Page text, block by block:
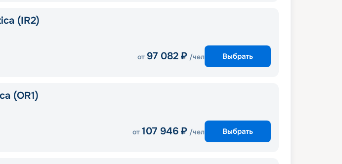
(IR2)
от 97 082 ₽ /чел Выбрать
(OR1)
от 107 946 ₽ /чел Выбрать